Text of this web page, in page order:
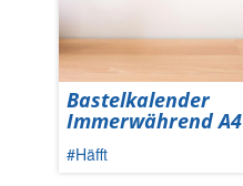
Bastelkalender
Immerwährend A4
#Häfft